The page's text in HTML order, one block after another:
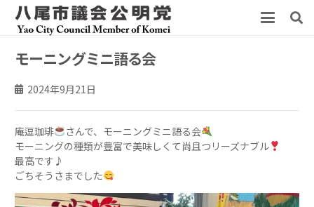
モーニングミニ語る会
2024年9月21日
庵逗珈琲
さんで、モーニングミニ語る会
モーニングの種類が豊富で美味しくて尚且つリーズナブル
最高です♪
ごちそうさまでした